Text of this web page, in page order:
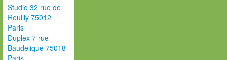
Studio 32 rue de
Reuilly 75012
Paris
Duplex 7 rue
Baudelique 75018
Paris